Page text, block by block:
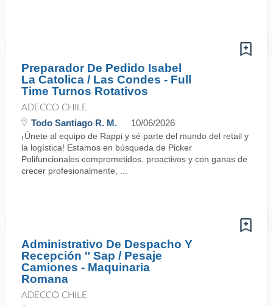
Preparador De Pedido Isabel
La Catolica / Las Condes - Full
Time Turnos Rotativos
ADECCO CHILE
Todo Santiago R. M. 10/06/2026
¡Únete al equipo de Rappi y sé parte del mundo del retail y
la logística! Estamos en búsqueda de Picker
Polifuncionales comprometidos, proactivos y con ganas de
crecer profesionalmente, ...
Administrativo De Despacho Y
Recepción ″ Sap / Pesaje
Camiones - Maquinaria
Romana
ADECCO CHILE